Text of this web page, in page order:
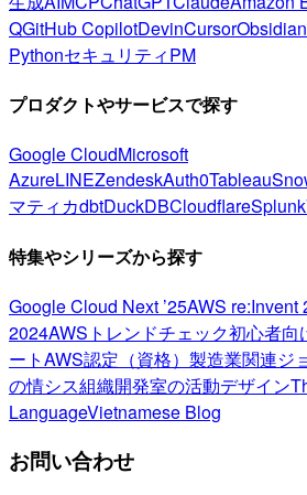
QGitHub CopilotDevinCursorObsidian
PythonセキュリティPM
プロダクトやサービスで探す
Google CloudMicrosoft
AzureLINEZendeskAuth0Tableau
マティカdbtDuckDBCloudflareSplunk
特集やシリーズから探す
Google Cloud Next ’25AWS re:Invent
2024AWSトレンドチェック初心者向
ートAWS認定（資格） 製造業関連ジ
の情シス組織開発室の活動デザイン
LanguageVietnamese Blog
お問い合わせ